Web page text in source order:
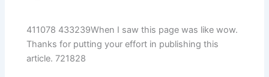
411078 433239When I saw this page was like wow.
Thanks for putting your effort in publishing this
article. 721828